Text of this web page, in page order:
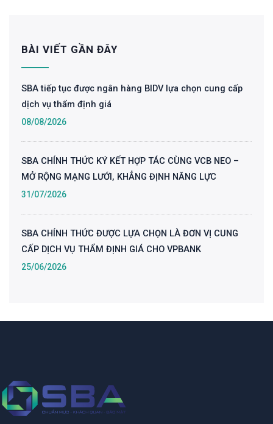
BÀI VIẾT GẦN ĐÂY
SBA tiếp tục được ngân hàng BIDV lựa chọn cung cấp
dịch vụ thẩm định giá
08/08/2026
SBA CHÍNH THỨC KÝ KẾT HỢP TÁC CÙNG VCB NEO –
MỞ RỘNG MẠNG LƯỚI, KHẲNG ĐỊNH NĂNG LỰC
31/07/2026
SBA CHÍNH THỨC ĐƯỢC LỰA CHỌN LÀ ĐƠN VỊ CUNG
CẤP DỊCH VỤ THẨM ĐỊNH GIÁ CHO VPBANK
25/06/2026